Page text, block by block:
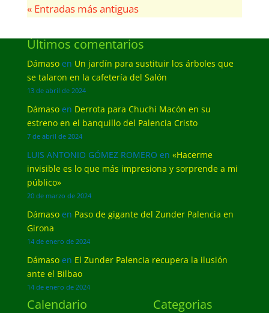
« Entradas más antiguas
Últimos comentarios
Dámasoen Un jardín para sustituir los árboles que
se talaron en la cafetería del Salón
13 de abril de 2024
Dámasoen Derrota para Chuchi Macón en su
estreno en el banquillo del Palencia Cristo
7 de abril de 2024
LUIS ANTONIO GÓMEZ ROMERO en «Hacerme
invisible es lo que más impresiona y sorprende a mi
público»
20 de marzo de 2024
Dámasoen Paso de gigante del Zunder Palencia en
Girona
14 de enero de 2024
Dámasoen El Zunder Palencia recupera la ilusión
ante el Bilbao
14 de enero de 2024
Calendario Categorias